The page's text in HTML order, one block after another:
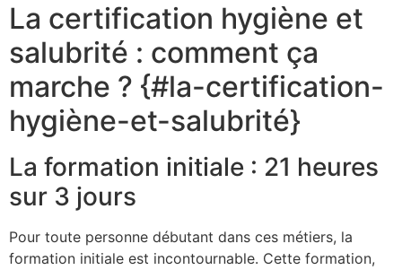
La certification hygiène et
salubrité : comment ça
marche ? {#la-certification-
hygiène-et-salubrité}
La formation initiale : 21 heures
sur 3 jours
Pour toute personne débutant dans ces métiers, la
formation initiale est incontournable. Cette formation,